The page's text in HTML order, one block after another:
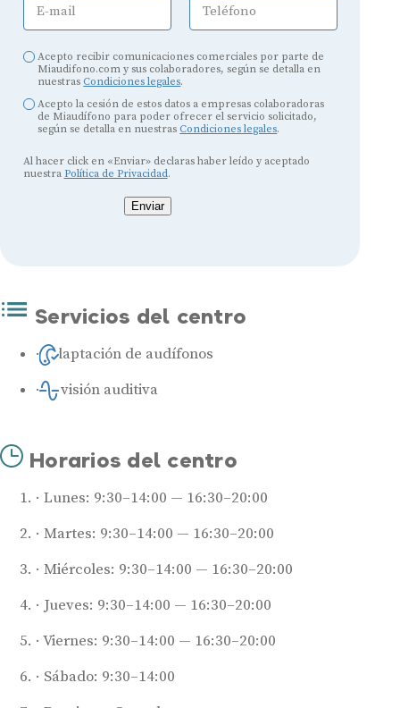
E-mail Teléfono
Acepto recibir comunicaciones comerciales por parte de
Miaudifono.com y sus colaboradores, según se detalla en
nuestras Condiciones legales.
Acepto la cesión de estos datos a empresas colaboradoras
de Miaudífono para poder ofrecer el servicio solicitado,
según se detalla en nuestras Condiciones legales.
Al hacer click en «Enviar» declaras haber leído y aceptado
nuestra Política de Privacidad.
Enviar
Servicios del centro
Adaptación de audífonos
Revisión auditiva
Horarios del centro
Lunes: 9:30–14:00 — 16:30–20:00
Martes: 9:30–14:00 — 16:30–20:00
Miércoles: 9:30–14:00 — 16:30–20:00
Jueves: 9:30–14:00 — 16:30–20:00
Viernes: 9:30–14:00 — 16:30–20:00
Sábado: 9:30–14:00
Audífonos